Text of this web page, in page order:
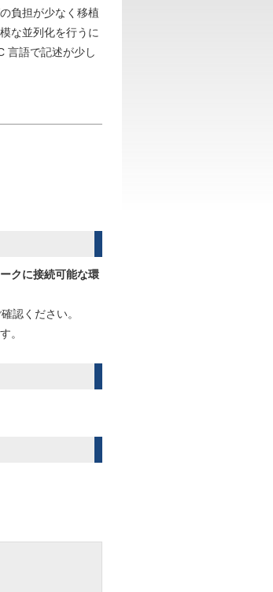
負担が少なく移植
な並列化を行うに
言語で記述が少し
クに接続可能な環
認ください。
。